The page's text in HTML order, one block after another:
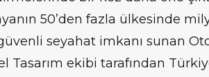
50’den fazla ülkesinde
seyahat imkanı sunan
Tasarım ekibi tarafından